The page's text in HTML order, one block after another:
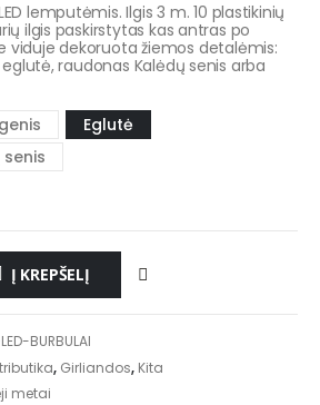
lemputėmis. Ilgis 3 m. 10 plastikinių
ilgis paskirstytas kas antras po
viduje dekoruota žiemos detalėmis:
raudonas Kalėdų senis arba
Eglutė
Į KREPŠELĮ
BURBULAI
, Girliandos, Kita
metai